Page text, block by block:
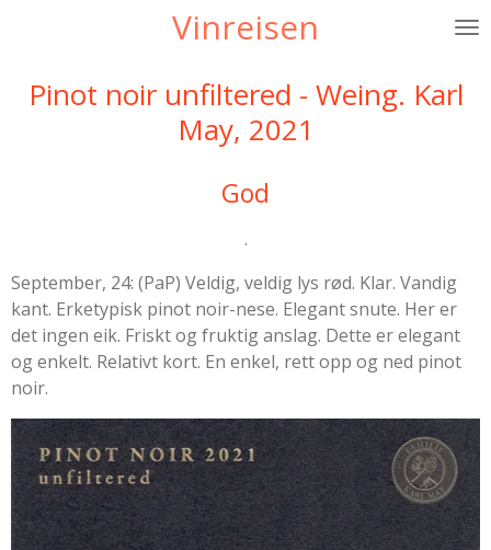
Vinreisen
Pinot noir unfiltered - Weing. Karl
May, 2021
God
.
September, 24: (PaP) Veldig, veldig lys rød. Klar. Vandig
kant. Erketypisk pinot noir-nese. Elegant snute. Her er
det ingen eik. Friskt og fruktig anslag. Dette er elegant
og enkelt. Relativt kort. En enkel, rett opp og ned pinot
noir.